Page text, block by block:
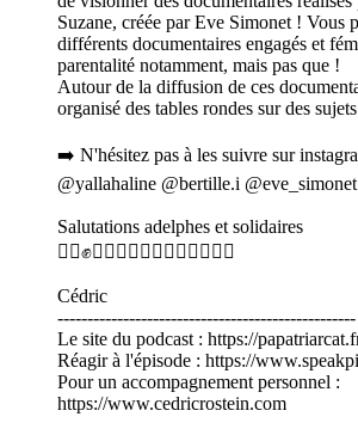
Suzane, créée par Eve Simonet ! Vous
différents documentaires engagés et
parentalité notamment, mais pas que !
Autour de la diffusion de ces
organisé des tables rondes sur des
➡️ N'hésitez pas à les suivre sur
@yallahaline @bertille.i @eve_simonet
Salutations adelphes et solidaires
✊🏿✊✊🏾✊🏻✊🏾✊🏼✊🏽🏳️‍🌈
Cédric
--------------------------------------------------
Le site du podcast : https://
Réagir à l'épisode : https://
Pour un accompagnement personnel :
https://www.cedricrostein.com